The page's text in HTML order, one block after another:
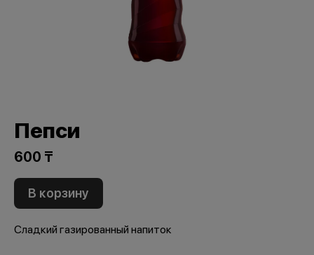
Пепси
600 ₸
В корзину
Сладкий газированный напиток